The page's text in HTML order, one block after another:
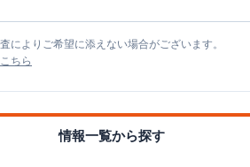
によりご希望に添えない場合がございます。
ちら
情報一覧から探す